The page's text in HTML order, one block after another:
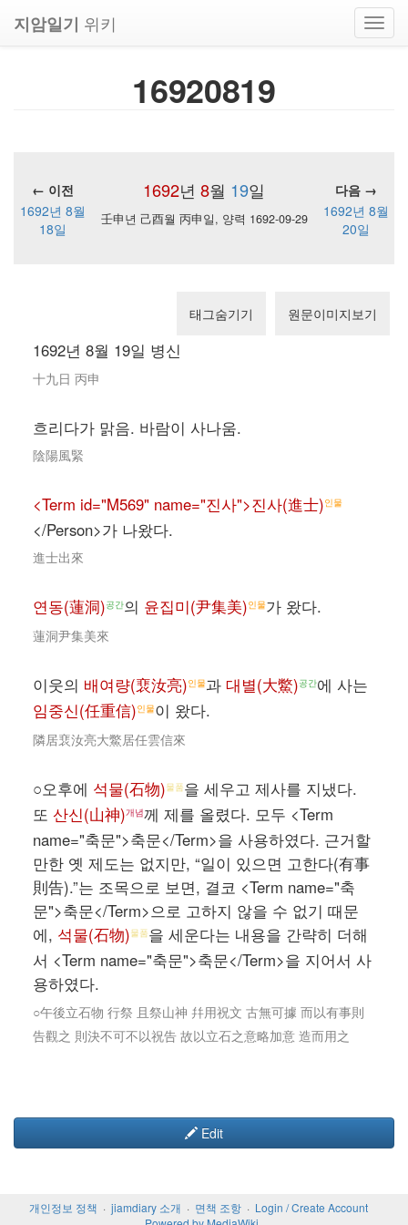
지암일기 위키
16920819
1692년 8월 19일
← 이전
다음 →
1692년 8월
18일
壬申년 己酉월 丙申일, 양력 1692-09-29
1692년 8월
20일
태그숨기기 원문이미지보기
1692년 8월 19일 병신
十九日 丙申
흐리다가 맑음. 바람이 사나움.
陰陽風緊
<Term id="M569" name="진사">진사(進士)인물
</Person>가 나왔다.
進士出來
연동(蓮洞)공간의 윤집미(尹集美)인물가 왔다.
蓮洞尹集美來
이웃의 배여량(裵汝亮)인물과 대별(大鱉)공간에 사는
임중신(任重信)인물이 왔다.
隣居裵汝亮大鱉居任雲信來
○오후에 석물(石物)물품을 세우고 제사를 지냈다.
또 산신(山神)개념께 제를 올렸다. 모두 <Term
name="축문">축문</Term>을 사용하였다. 근거할
만한 옛 제도는 없지만, “일이 있으면 고한다(有事
則告).”는 조목으로 보면, 결코 <Term name="축
문">축문</Term>으로 고하지 않을 수 없기 때문
에, 석물(石物)물품을 세운다는 내용을 간략히 더해
서 <Term name="축문">축문</Term>을 지어서 사
용하였다.
○午後立石物 行祭 且祭山神 幷用祝文 古無可據 而以有事則
告觀之 則決不可不以祝告 故以立石之意略加意 造而用之
Edit
개인정보 정책 jiamdiary 소개 면책 조항
Login / Create Account